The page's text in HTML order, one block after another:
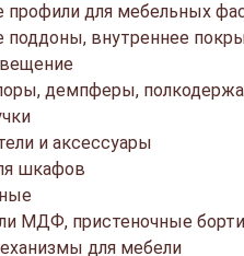
для мебельных
поддоны, внутреннее
демпферы,
и аксессуары
шкафов
МДФ, пристеночные
для мебели